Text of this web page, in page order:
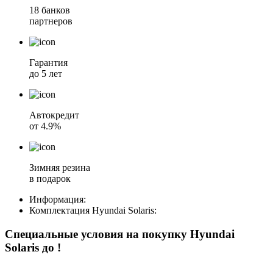
18 банков
партнеров
Гарантия
до 5 лет
Автокредит
от 4.9%
Зимняя резина
в подарок
Информация:
Комплектация Hyundai Solaris:
Специальные условия на покупку Hyundai
Solaris до !